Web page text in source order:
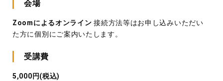
会場
Zoomによるオンライン 接続方法等はお申し込みいただい
た方に個別にご案内いたします。
受講費
5,000円(税込)